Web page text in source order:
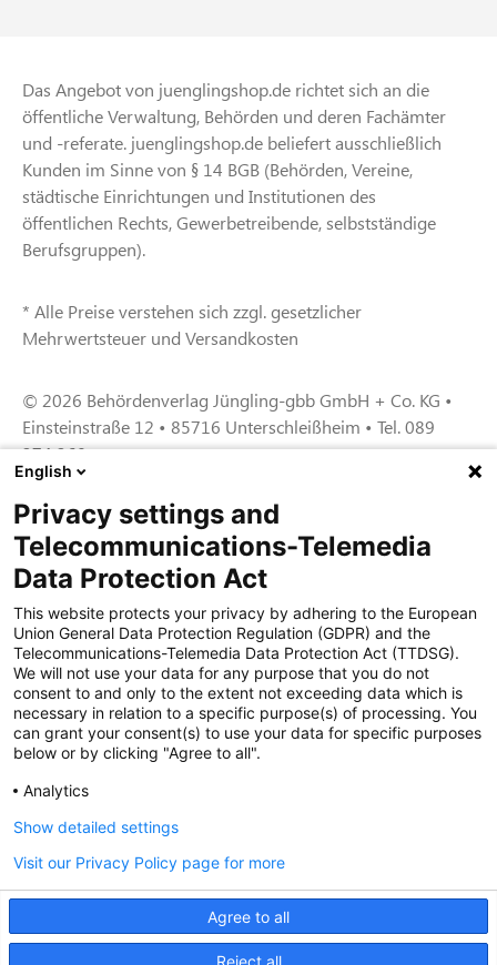
Das Angebot von juenglingshop.de richtet sich an die
öffentliche Verwaltung, Behörden und deren Fachämter
und -referate. juenglingshop.de beliefert ausschließlich
Kunden im Sinne von § 14 BGB (Behörden, Vereine,
städtische Einrichtungen und Institutionen des
öffentlichen Rechts, Gewerbetreibende, selbstständige
Berufsgruppen).
* Alle Preise verstehen sich zzgl. gesetzlicher
Mehrwertsteuer und Versandkosten
© 2026 Behördenverlag Jüngling-gbb GmbH + Co. KG •
Einsteinstraße 12 • 85716 Unterschleißheim • Tel. 089
374 360
Zertifiziert für das Sicherheitsmanagem
entsystem unter TU4® durch TÜViT Essen
Zertifiziert für das QM-System nach DIN EN
ISO 9001: 2015, Reg.-Nr. 44 100 091350
durch TÜV NORD CERT
Zertifiziert für Sicherheits- und
Zertifiziert als qualifiziertes Unternehmen für
öffentliche Aufträge durch das ABZ Bayern
im Auftrag der IHK und Handwerks-
kammern in Bayern
English
Privacy settings and
Telecommunications-Telemedia
Data Protection Act
This website protects your privacy by adhering to the European
Union General Data Protection Regulation (GDPR) and the
Telecommunications-Telemedia Data Protection Act (TTDSG).
We will not use your data for any purpose that you do not
consent to and only to the extent not exceeding data which is
necessary in relation to a specific purpose(s) of processing. You
can grant your consent(s) to use your data for specific purposes
below or by clicking "Agree to all".
Analytics
Agree to all
Reject all
Show detailed settings
Visit our Privacy Policy page for more